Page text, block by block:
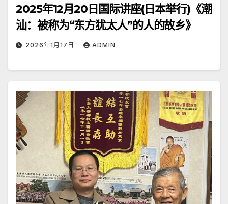
2025年12月20日国际讲座(日本举行)《潮
汕：被称为“东方犹太人”的人的故乡》
2026年1月17日 ADMIN